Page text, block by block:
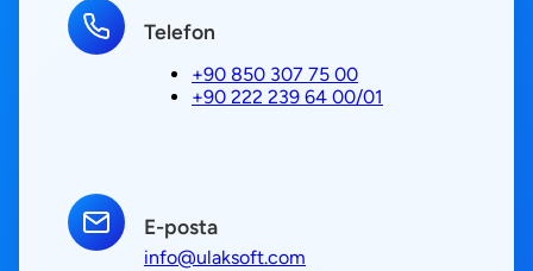
Telefon
+90 850 307 75 00
+90 222 239 64 00/01
E-posta
info@ulaksoft.com